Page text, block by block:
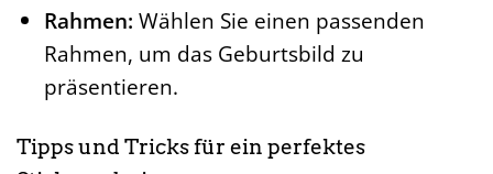
Rahmen: Wählen Sie einen passenden
Rahmen, um das Geburtsbild zu
präsentieren.
Tipps und Tricks für ein perfektes